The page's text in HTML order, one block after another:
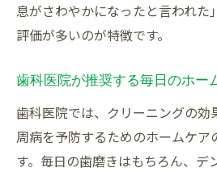
息がさわやかになったと言われた
評価が多いのが特徴です。
歯科医院が推奨する毎日のホー
歯科医院では、クリーニングの効
周病を予防するためのホームケア
す。毎日の歯磨きはもちろん、デ